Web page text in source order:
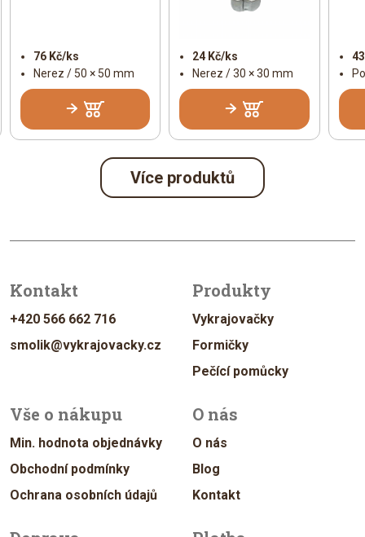
76 Kč/ks
Nerez / 50 × 50 mm
24 Kč/ks
Nerez / 30 × 30 mm
Více produktů
Kontakt
+420 566 662 716
smolik@vykrajovacky.cz
Produkty
Vykrajovačky
Formičky
Pečící pomůcky
Vše o nákupu
Min. hodnota objednávky
Obchodní podmínky
Ochrana osobních údajů
O nás
O nás
Blog
Kontakt